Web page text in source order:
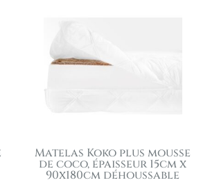
Matelas Koko plus mousse
de coco, épaisseur 15cm x
90x180cm déhoussable